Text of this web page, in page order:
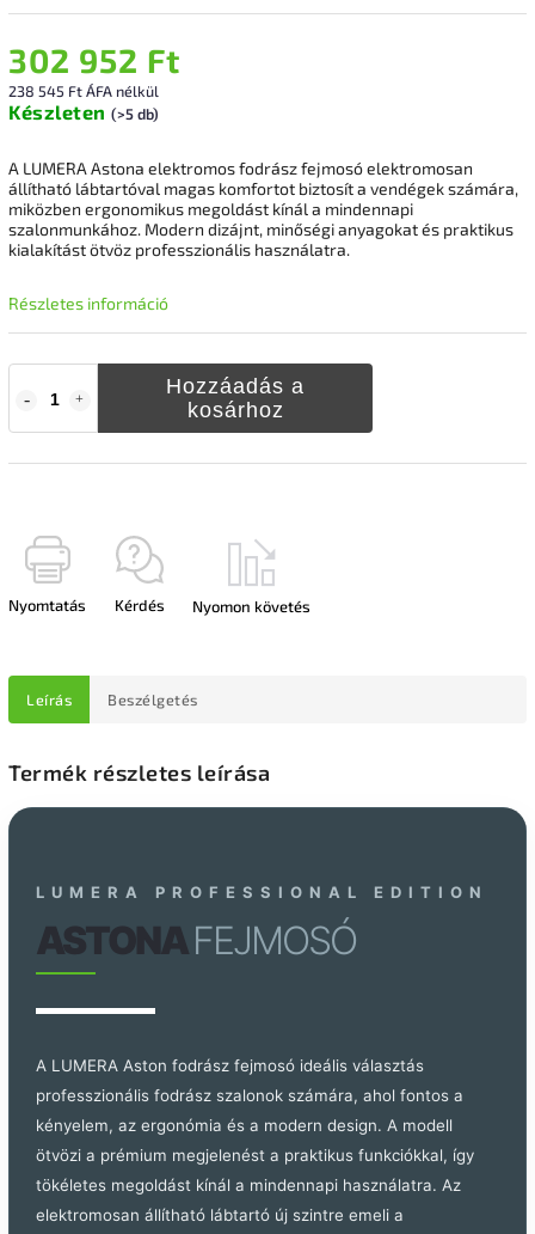
302 952 Ft
238 545 Ft ÁFA nélkül
Készleten (>5 db)
Hozzáadás a
kosárhoz
A LUMERA Astona elektromos fodrász fejmosó elektromosan
állítható lábtartóval magas komfortot biztosít a vendégek számára,
miközben ergonomikus megoldást kínál a mindennapi
szalonmunkához. Modern dizájnt, minőségi anyagokat és praktikus
kialakítást ötvöz professzionális használatra.
Részletes információ
Nyomtatás Kérdés Nyomon követés
Leírás Beszélgetés
Termék részletes leírása
LUMERA PROFESSIONAL EDITION
ASTONAFEJMOSÓ
A LUMERA Aston fodrász fejmosó ideális választás
professzionális fodrász szalonok számára, ahol fontos a
kényelem, az ergonómia és a modern design. A modell
ötvözi a prémium megjelenést a praktikus funkciókkal, így
tökéletes megoldást kínál a mindennapi használatra. Az
elektromosan állítható lábtartó új szintre emeli a